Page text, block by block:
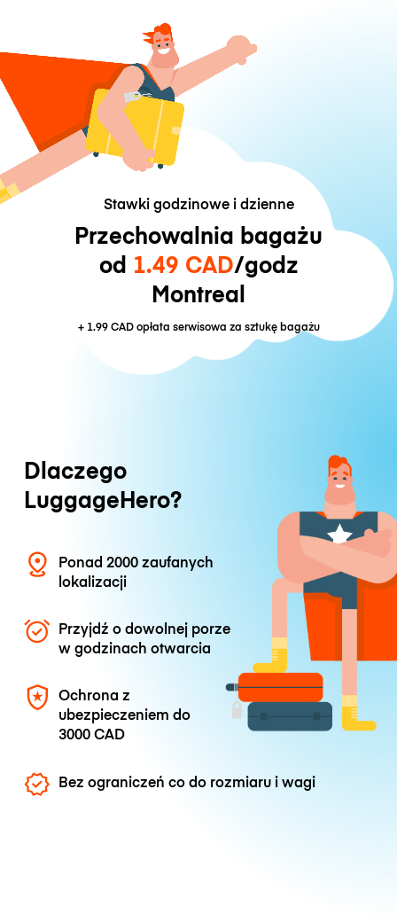
Stawki godzinowe i dzienne
Przechowalnia bagażu
od 1.49 CAD/godz
Montreal
+ 1.99 CADopłata serwisowa za sztukę bagażu
Dlaczego
LuggageHero?
Ponad 2000 zaufanych
lokalizacji
Przyjdź o dowolnej porze
w godzinach otwarcia
Ochrona z
ubezpieczeniem do
3000 CAD
Bez ograniczeń co do rozmiaru i wagi